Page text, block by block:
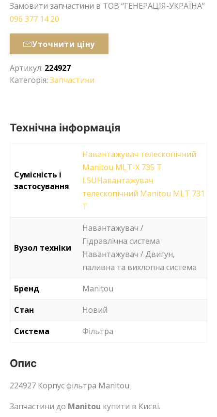
Замовити запчастини в ТОВ “ГЕНЕРАЦІЯ-УКРАЇНА”
096 377 14 20
Уточнити ціну
Артикул: 224927
Категорія: Запчастини
Технічна інформація
Сумісність і
застосування
Навантажувач телескопічний
Manitou MLT-X 735 T
LSUНавантажувач
телескопічний Manitou MLT 731
T
Вузол техніки
Навантажувач /
Гідравлічна система
Навантажувач / Двигун,
паливна та вихлопна система
Бренд
Manitou
Стан
Новий
Система
Фільтра
Опис
224927 Корпус фільтра Manitou
Запчастини до Manitou купити в Києві.